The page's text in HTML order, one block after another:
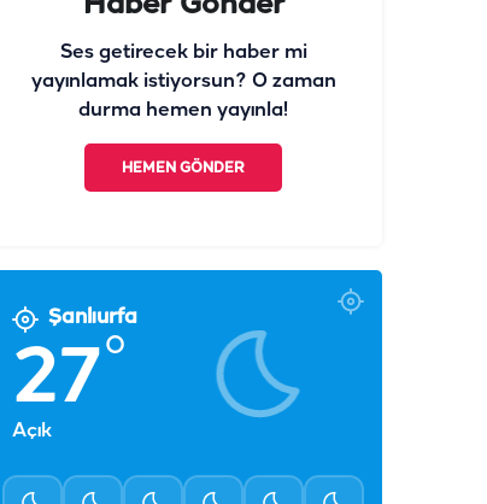
Ses getirecek bir haber mi
yayınlamak istiyorsun? O zaman
durma hemen yayınla!
HEMEN GÖNDER
Şanlıurfa
27°
Açık